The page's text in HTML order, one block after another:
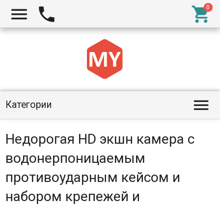
  
Категории 
Недорогая HD экшн камера с
водонерпоницаемым
противоударным кейсом и
набором крепежей и